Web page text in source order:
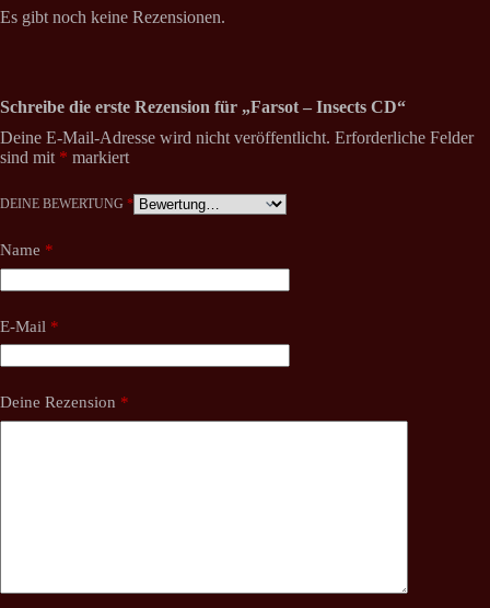
Es gibt noch keine Rezensionen.
Schreibe die erste Rezension für „Farsot – Insects CD“
Deine E-Mail-Adresse wird nicht veröffentlicht. Erforderliche Felder
sind mit * markiert
DEINE BEWERTUNG *
Name *
E-Mail *
Deine Rezension *